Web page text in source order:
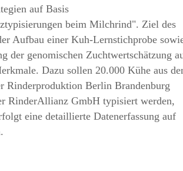
auf Basis
beim Milchrind . Ziel des
Aufbau einer Kuh-Lernstichprobe
der genomischen Zuchtwertschätzung
Dazu sollen 20.000 Kühe aus
Rinderproduktion Berlin Brandenburg
RinderAllianz GmbH typisiert werden,
eine detaillierte Datenerfassung auf